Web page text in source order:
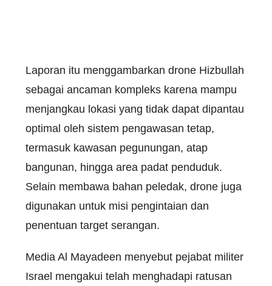
Laporan itu menggambarkan drone Hizbullah
sebagai ancaman kompleks karena mampu
menjangkau lokasi yang tidak dapat dipantau
optimal oleh sistem pengawasan tetap,
termasuk kawasan pegunungan, atap
bangunan, hingga area padat penduduk.
Selain membawa bahan peledak, drone juga
digunakan untuk misi pengintaian dan
penentuan target serangan.
Media Al Mayadeen menyebut pejabat militer
Israel mengakui telah menghadapi ratusan